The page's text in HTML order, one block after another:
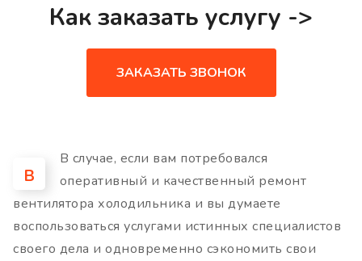
Как заказать услугу ->
ЗАКАЗАТЬ ЗВОНОК
В
В случае, если вам потребовался
оперативный и качественный ремонт
вентилятора холодильника и вы думаете
воспользоваться услугами истинных специалистов
своего дела и одновременно сэкономить свои